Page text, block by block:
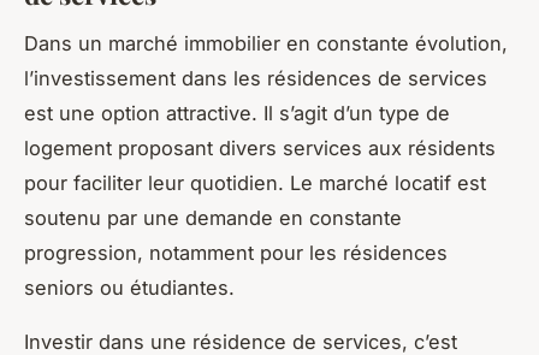
Dans un marché immobilier en constante évolution,
l’investissement dans les résidences de services
est une option attractive. Il s’agit d’un type de
logement proposant divers services aux résidents
pour faciliter leur quotidien. Le marché locatif est
soutenu par une demande en constante
progression, notamment pour les résidences
seniors ou étudiantes.
Investir dans une résidence de services, c’est